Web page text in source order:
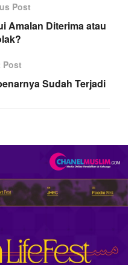
Post
Amalan Diterima atau
Post
Sudah Terjadi